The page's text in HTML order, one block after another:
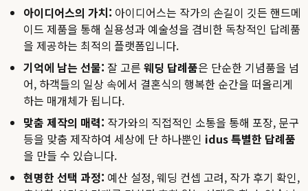
아이디어스의 가치: 아이디어스는 작가의 손길이 깃든 핸드메
이드 제품을 통해 실용성과 예술성을 겸비한 독창적인 답례품
을 제공하는 최적의 플랫폼입니다.
기억에 남는 선물: 잘 고른 웨딩 답례품은 단순한 기념품을 넘
어, 하객들의 일상 속에서 결혼식의 행복한 순간을 떠올리게
하는 매개체가 됩니다.
맞춤 제작의 매력: 작가와의 직접적인 소통을 통해 포장, 문구
등을 맞춤 제작하여 세상에 단 하나뿐인 idus 특별한 답례품
을 만들 수 있습니다.
현명한 선택 과정: 예산 설정, 웨딩 컨셉 고려, 작가 후기 확인,